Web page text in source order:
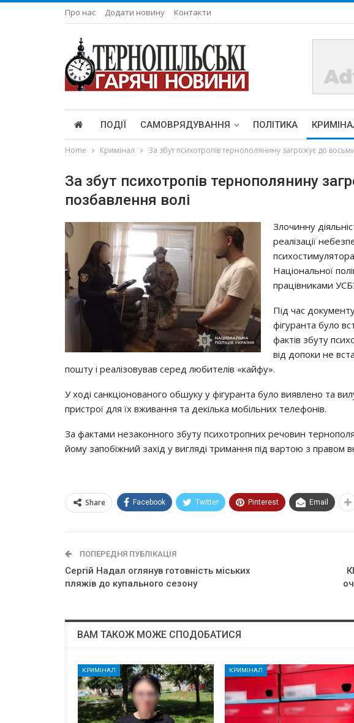
Про нас Додати новину Контакти
ПОДІЇ САМОВРЯДУВАННЯ ПОЛІТИКА
Home Кримінал За збут психотропів тернополянину загрожує до
За збут психотропів тернополянину
позбавлення волі
Злочинну
реалізації
Національної
працівниками
Під час
фігуранта було
фактів збуту
від допоки не
пошту і реалізовував серед любителів «кайфу».
У ході санкціонованого обшуку у фігуранта було виявлено та
пристрої для їх вживання та декілька мобільних телефонів.
За фактами незаконного збуту психотропних речовин
йому запобіжний захід у вигляді тримання під вартою з правом
Share Facebook Twitter Pinterest Email
ПОПЕРЕДНЯ ПУБЛІКАЦІЯ
Сергій Надал оглянув готовність міських
пляжів до купального сезону
ВАМ ТАКОЖ МОЖЕ СПОДОБАТИСЯ
КРИМІНАЛ КРИМІНАЛ